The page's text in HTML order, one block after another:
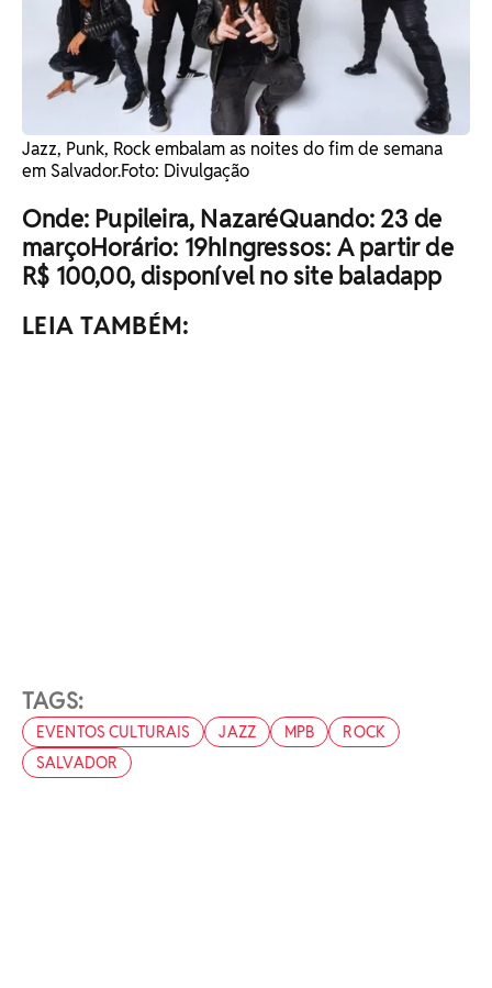
Jazz, Punk, Rock embalam as noites do fim de semana
em Salvador. ​Foto: Divulgação
Onde: Pupileira, NazaréQuando: 23 de
marçoHorário: 19hIngressos: A partir de
R$ 100,00, disponível no site baladapp
LEIA TAMBÉM:
TAGS:
EVENTOS CULTURAIS JAZZ MPB
ROCK
SALVADOR